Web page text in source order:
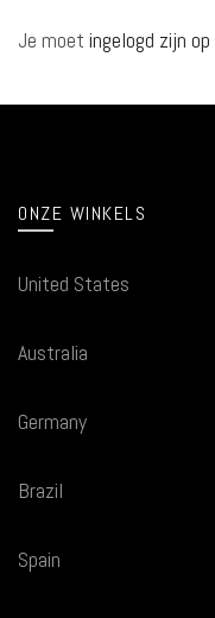
Je moet ingelogd zijn op
ONZE WINKELS
United States
Australia
Germany
Brazil
Spain